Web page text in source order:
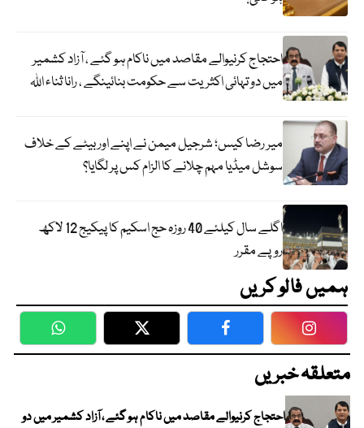
احتجاج کرنیوالے مقاصد میں ناکام ہو گئے ، آزاد کشمیر
میں دو تہائی اکثریت سے حکومت بنائینگے ، رانا ثناء اللہ
میر رضا کیس؛ شرجیل میمن نے اپنے اور بیٹے کے خلاف
سوشل میڈیا مہم چلانے کا الزام کس پر لگایا؟
اگلے سال کیلئے 40 روزہ حج اسکیم کا پیکیج 12 لاکھ
روپے مقرر
ہمیں فالو کریں
WhatsApp Twitter Facebook
متعلقہ خبریں
احتجاج کرنیوالے مقاصد میں ناکام ہو گئے ، آزاد کشمیر میں دو